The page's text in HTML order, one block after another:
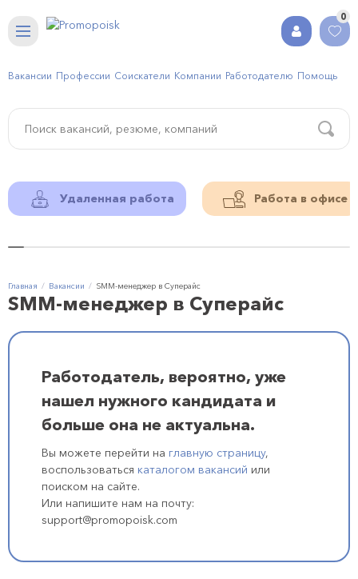
0
Вакансии Профессии Соискатели Компании Работодателю Помощь
Удаленная работа Работа в офисе
Главная Вакансии SMM-менеджер в Суперайс
SMM-менеджер в Суперайс
Работодатель, вероятно, уже
нашел нужного кандидата и
больше она не актуальна.
Вы можете перейти на главную страницу,
воспользоваться каталогом вакансий или
поиском на сайте.
Или напишите нам на почту:
support@promopoisk.com